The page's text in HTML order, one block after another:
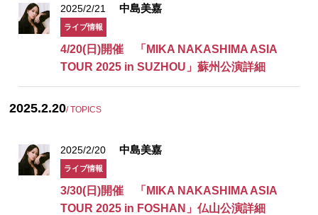
2025/2/21 中島美嘉
ライブ情報
4/20(日)開催 「MIKA NAKASHIMA ASIA
TOUR 2025 in SUZHOU」蘇州公演詳細
2025.2.20/ TOPICS
2025/2/20 中島美嘉
ライブ情報
3/30(日)開催 「MIKA NAKASHIMA ASIA
TOUR 2025 in FOSHAN」仏山公演詳細